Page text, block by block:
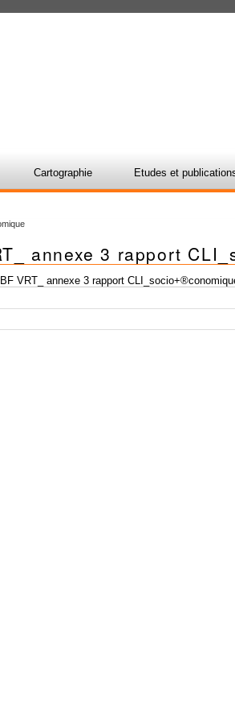
Cartographie Etudes et
annexe 3 rapport
VRT_ annexe 3 rapport